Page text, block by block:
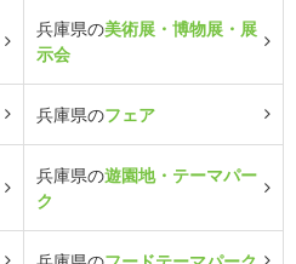
兵庫県の美術展・博物展・展
示会
兵庫県のフェア
兵庫県の遊園地・テーマパー
ク